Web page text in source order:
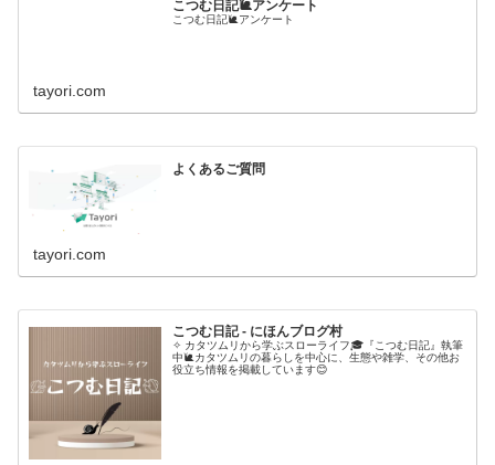
こつむ日記🐌アンケート
こつむ日記🐌アンケート
tayori.com
よくあるご質問
tayori.com
こつむ日記 - にほんブログ村
✧ カタツムリから学ぶスローライフ🎓『こつむ日記』執筆
中🐌カタツムリの暮らしを中心に、生態や雑学、その他お
役立ち情報を掲載しています😊